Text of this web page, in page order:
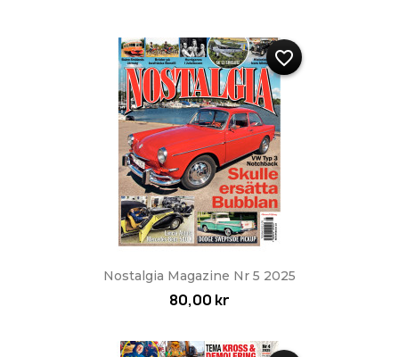
Nostalgia Magazine Nr 5 2025
80,00 kr
favorite_border